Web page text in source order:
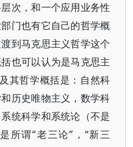
次，和一个应用业务性
门也有它自己的哲学概
到马克思主义哲学这个
也可以认为是马克思主
其哲学概括是：自然科
历史唯物主义，数学科
统科学和系统论（不是
所谓“老三论”，“新三